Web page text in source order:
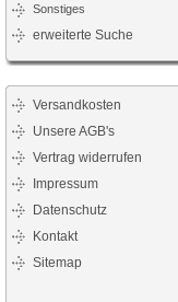
Sonstiges
erweiterte Suche
Versandkosten
Unsere AGB's
Vertrag widerrufen
Impressum
Datenschutz
Kontakt
Sitemap